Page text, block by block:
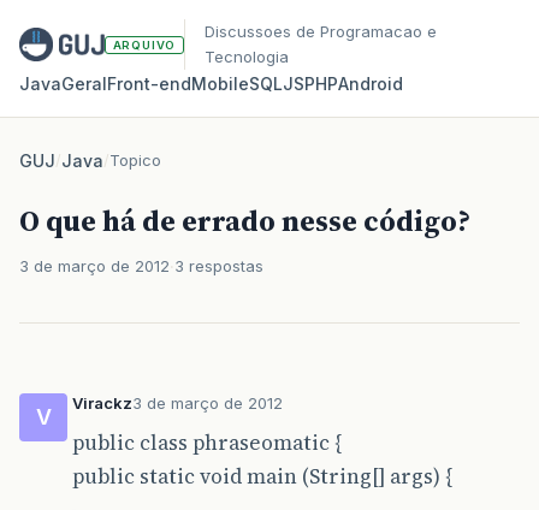
ARQUIVO
Discussoes de Programacao e
Tecnologia
JavaGeralFront‑endMobileSQLJSPHPAndroid
GUJ/Java/Topico
O que há de errado nesse código?
3 de março de 2012 3 respostas
V
Virackz3 de março de 2012
public class phraseomatic {
public static void main (String[] args) {